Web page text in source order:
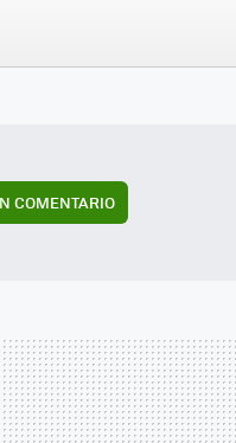
COMENTARIO